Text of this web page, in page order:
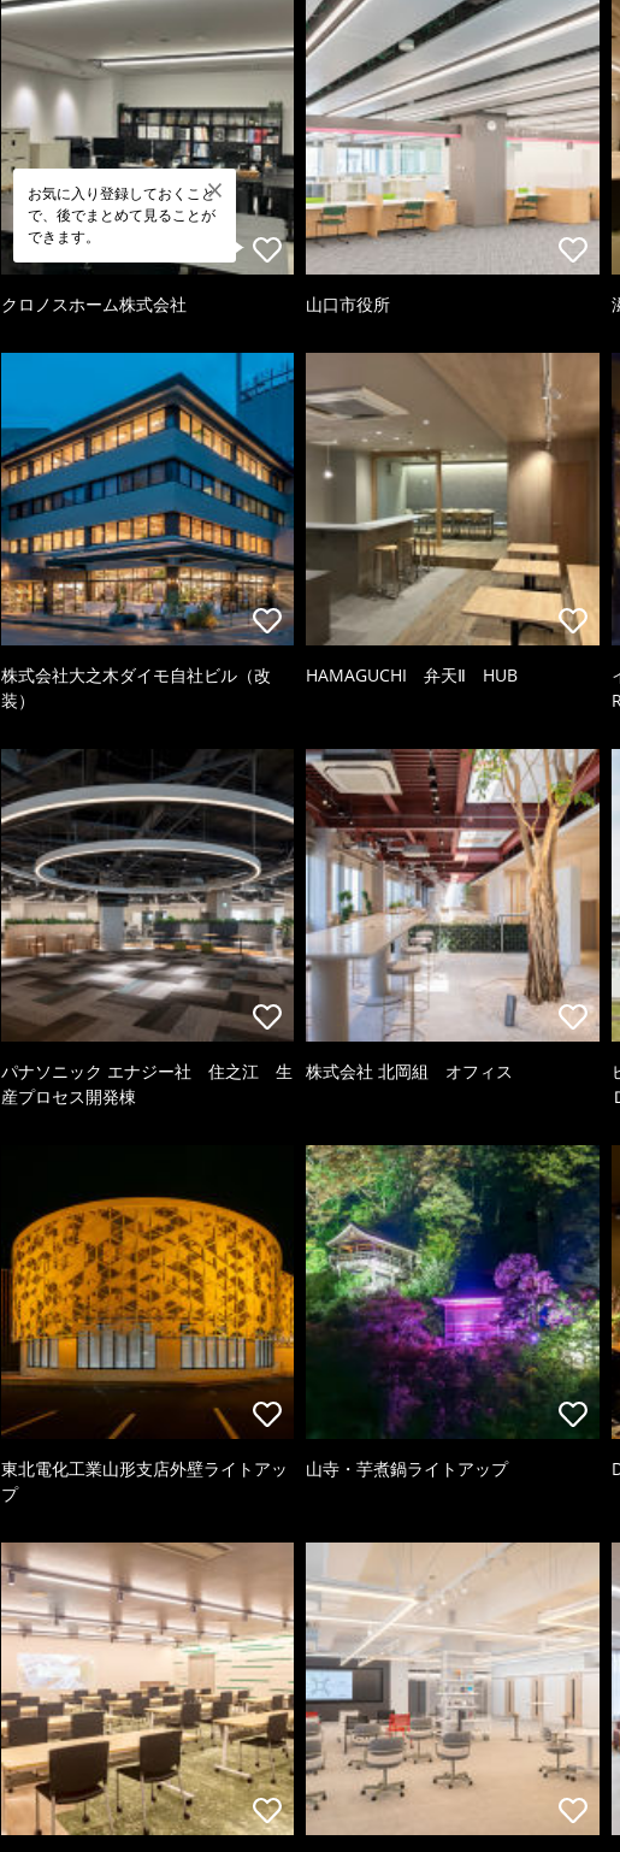
お気に入り登録しておくこと
で、後でまとめて見ることが
できます。
クロノスホーム株式会社 山口市役所
株式会社大之木ダイモ自社ビル（改
装）
HAMAGUCHI 弁天Ⅱ HUB
パナソニック エナジー社 住之江 生
産プロセス開発棟
株式会社 北岡組 オフィス
東北電化工業山形支店外壁ライトアッ
プ
山寺・芋煮鍋ライトアップ